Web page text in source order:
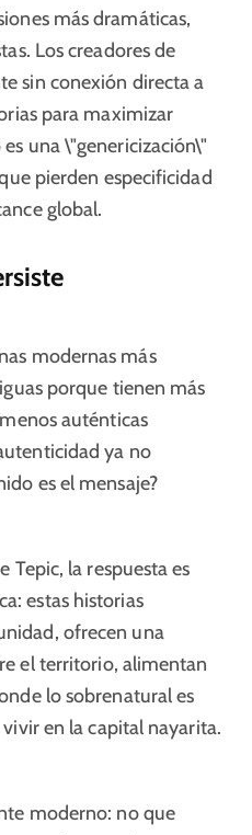
más dramáticas,
Los creadores de
sin conexión directa a
para maximizar
una \"genericización\"
pierden especificidad
global.
modernas más
porque tienen más
auténticas
ya no
es el mensaje?
Tepic, la respuesta es
estas historias
ofrecen una
el territorio, alimentan
lo sobrenatural es
en la capital nayarita.
moderno: no que